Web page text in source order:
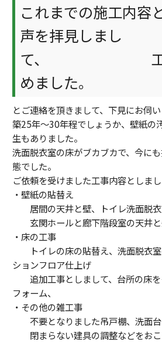
これまでの施工内容
声を拝見しまし
て、 工事
めました。
とご連絡を頂きまして、下見にお伺い
築25年～30年程でしょうか、壁紙の
生もありました。
洗面脱衣室の床がブカブカで、今に
態でした。
ご依頼を受けました工事内容としまし
・壁紙の貼替え
居間の天井と壁、トイレ洗面脱衣
玄関ホールと廊下階段室の天井と
・床の工事
トイレの床の貼替え、洗面脱衣室
ションフロア仕上げ
追加工事としまして、台所の床を
フォーム、
・その他の雑工事
不要となりました吊戸棚、洗面台
閉まらない建具の調整などをおこ